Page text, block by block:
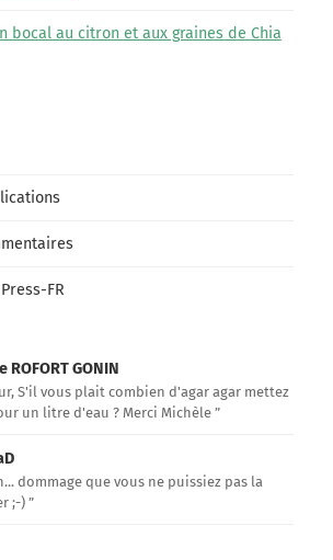
bocal au citron et aux graines de Chia
FR
ROFORT GONIN
S'il vous plait combien d'agar agar mettez
un litre d'eau ? Merci Michèle ”
dommage que vous ne puissiez pas la
;-) ”